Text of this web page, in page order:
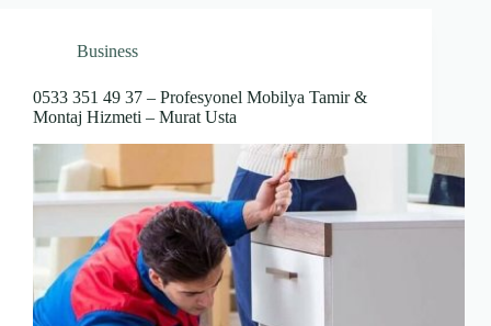
Business
0533 351 49 37 – Profesyonel Mobilya Tamir &
Montaj Hizmeti – Murat Usta